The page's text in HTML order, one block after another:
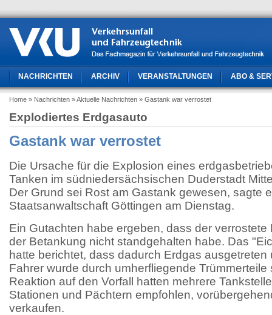
NACHRICHTEN ARCHIV VERANSTALTUNGEN ABO &
Home » Nachrichten » Aktuelle Nachrichten » Gastank war verrostet
Explodiertes Erdgasauto
Gastank war verrostet
Die Ursache für die Explosion eines
Tanken im südniedersächsischen Duderstadt
Der Grund sei Rost am Gastank gewesen, sagte
Staatsanwaltschaft Göttingen am Dienstag.
Ein Gutachten habe ergeben, dass der verrostete
der Betankung nicht standgehalten habe. Das
hatte berichtet, dass dadurch Erdgas ausgetreten
Fahrer wurde durch umherfliegende Trümmerteile
Reaktion auf den Vorfall hatten mehrere
Stationen und Pächtern empfohlen,
verkaufen.